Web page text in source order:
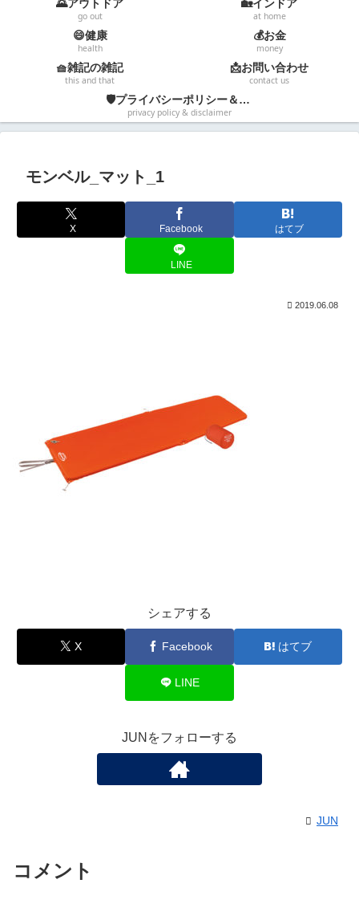
🌄アウトドア
go out
🏡インドア
at home
😄健康
health
💰お金
money
🧺雑記の雑記
this and that
📩お問い合わせ
contact us
🛡️プライバシーポリシー＆免責事項
privacy policy & disclaimer
モンベル_マット_1
X Facebook はてブ
LINE
2019.06.08
シェアする
X Facebook はてブ
LINE
JUNをフォローする
JUN
コメント